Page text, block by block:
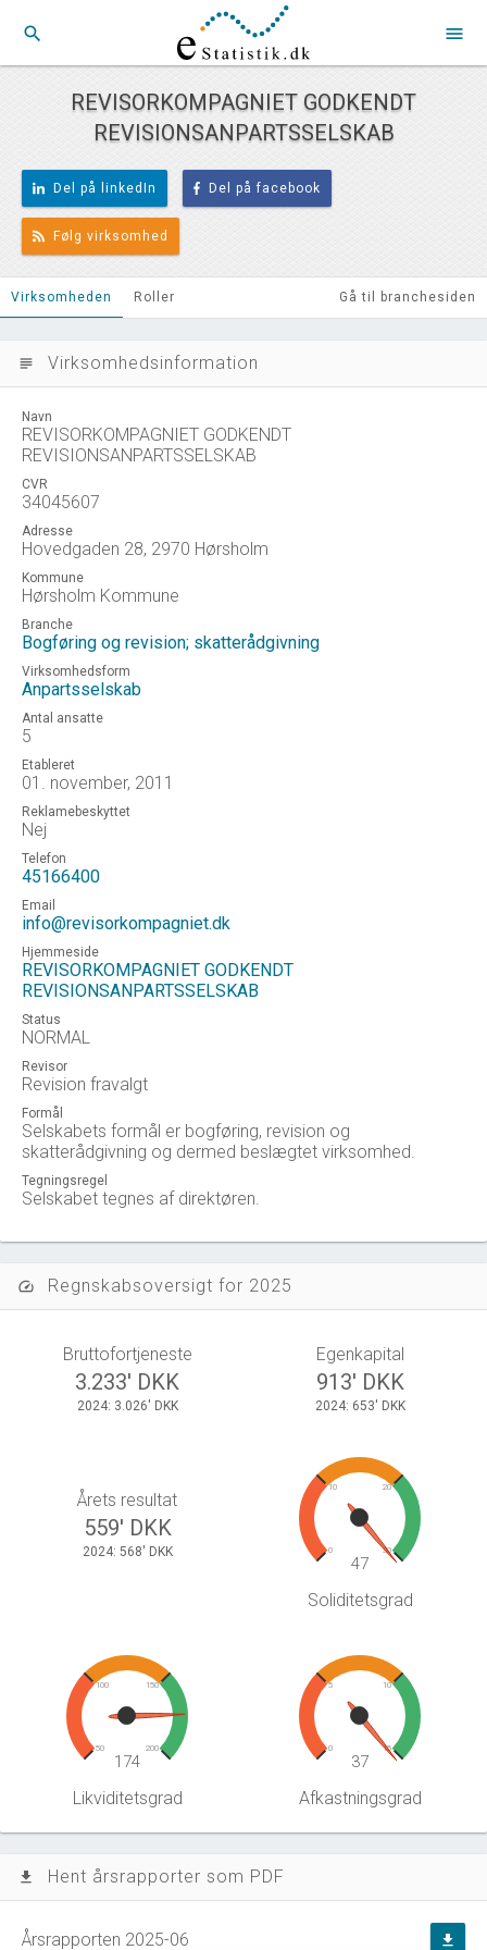
search menu
REVISORKOMPAGNIET GODKENDT
REVISIONSANPARTSSELSKAB
Del på linkedIn Del på facebook
Følg virksomhed
Virksomheden Roller Gå til branchesiden
subject Virksomhedsinformation
Navn
REVISORKOMPAGNIET GODKENDT
REVISIONSANPARTSSELSKAB
CVR
34045607
Adresse
Hovedgaden 28, 2970 Hørsholm
Kommune
Hørsholm Kommune
Branche
Bogføring og revision; skatterådgivning
Virksomhedsform
Anpartsselskab
Antal ansatte
5
Etableret
01. november, 2011
Reklamebeskyttet
Nej
Telefon
45166400
Email
info@revisorkompagniet.dk
Hjemmeside
REVISORKOMPAGNIET GODKENDT
REVISIONSANPARTSSELSKAB
Status
NORMAL
Revisor
Revision fravalgt
Formål
Selskabets formål er bogføring, revision og
skatterådgivning og dermed beslægtet virksomhed.
Tegningsregel
Selskabet tegnes af direktøren.
speed Regnskabsoversigt for 2025
Bruttofortjeneste
3.233' DKK
2024: 3.026' DKK
Egenkapital
913' DKK
2024: 653' DKK
Årets resultat
559' DKK
2024: 568' DKK 0
10 20
30
47
Soliditetsgrad
50
100 150
200
174
Likviditetsgrad
0
5 10
15
37
Afkastningsgrad
file_download Hent årsrapporter som PDF
Årsrapporten 2025-06 file_download